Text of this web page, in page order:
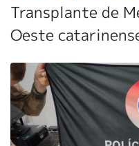
Transplante de
Oeste